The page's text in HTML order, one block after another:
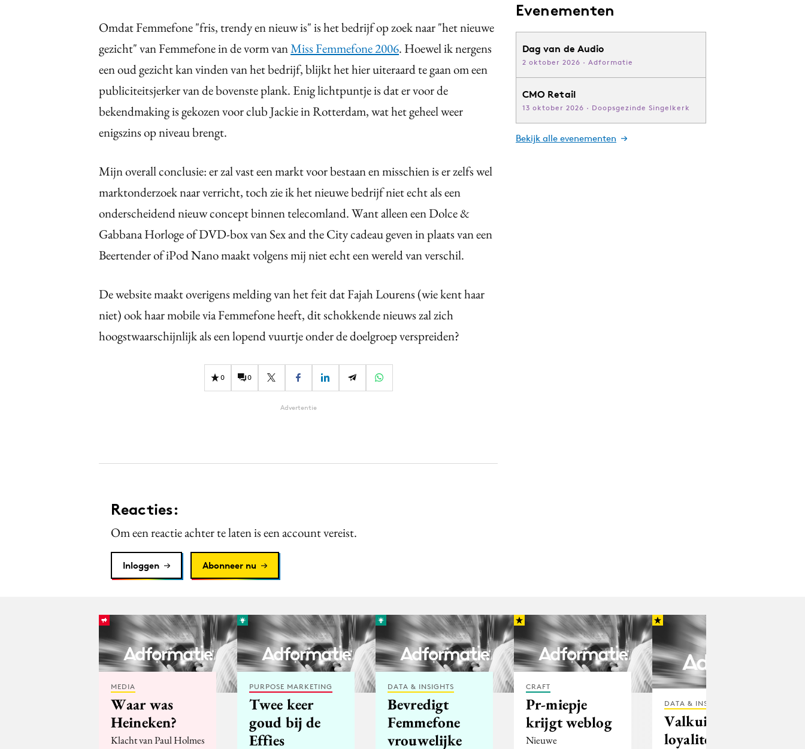
Omdat Femmefone "fris, trendy en nieuw is" is het bedrijf op zoek naar "het nieuwe
gezicht" van Femmefone in de vorm vanMiss Femmefone 2006. Hoewel ik nergens
een oud gezicht kan vinden van het bedrijf, blijkt het hier uiteraard te gaan om een
publiciteitsjerker van de bovenste plank. Enig lichtpuntje is dat er voor de
bekendmaking is gekozen voor club Jackie in Rotterdam, wat het geheel weer
enigszins op niveau brengt.
Mijn overall conclusie: er zal vast een markt voor bestaan en misschien is er zelfs wel
marktonderzoek naar verricht, toch zie ik het nieuwe bedrijf niet echt als een
onderscheidend nieuw concept binnen telecomland. Want alleen een Dolce &
Gabbana Horloge of DVD-box van Sex and the City cadeau geven in plaats van een
Beertender of iPod Nano maakt volgens mij niet echt een wereld van verschil.
De website maakt overigens melding van het feit dat Fajah Lourens (wie kent haar
niet) ook haar mobile via Femmefone heeft, dit schokkende nieuws zal zich
hoogstwaarschijnlijk als een lopend vuurtje onder de doelgroep verspreiden?
0 0
Advertentie
Reacties:
Om een reactie achter te laten is een account vereist.
Inloggen Abonneer nu
Evenementen
Dag van de Audio
2 oktober 2026 · Adformatie
CMO Retail
13 oktober 2026 · Doopsgezinde Singelkerk
Bekijk alle evenementen
MEDIA
Waar was
Heineken?
Klacht van Paul Holmes
PURPOSE MARKETING
Twee keer
goud bij de
Effies
DATA & INSIGHTS
Bevredigt
Femmefone
vrouwelijke
CRAFT
Pr-miepje
krijgt weblog
Nieuwe
DATA & INSIGHTS
Valkuilen